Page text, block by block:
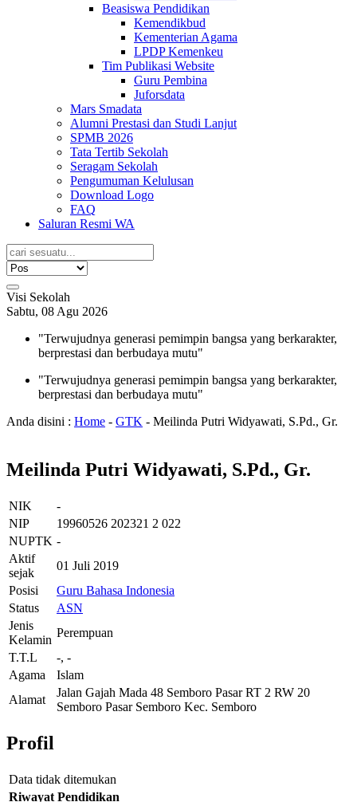
Beasiswa Pendidikan
Kemendikbud
Kementerian Agama
LPDP Kemenkeu
Tim Publikasi Website
Guru Pembina
Juforsdata
Mars Smadata
Alumni Prestasi dan Studi Lanjut
SPMB 2026
Tata Tertib Sekolah
Seragam Sekolah
Pengumuman Kelulusan
Download Logo
FAQ
Saluran Resmi WA
Visi Sekolah
Sabtu, 08 Agu 2026
"Terwujudnya generasi pemimpin bangsa yang berkarakter,
berprestasi dan berbudaya mutu"
"Terwujudnya generasi pemimpin bangsa yang berkarakter,
berprestasi dan berbudaya mutu"
Anda disini : Home - GTK - Meilinda Putri Widyawati, S.Pd., Gr.
Meilinda Putri Widyawati, S.Pd., Gr.
NIK
-
NIP
19960526 202321 2 022
NUPTK -
Aktif
sejak
01 Juli 2019
Posisi
Guru Bahasa Indonesia
Status
ASN
Jenis
Kelamin
Perempuan
T.T.L
-, -
Agama
Islam
Alamat
Jalan Gajah Mada 48 Semboro Pasar RT 2 RW 20
Semboro Pasar Semboro Kec. Semboro
Profil
Data tidak ditemukan
Riwayat Pendidikan